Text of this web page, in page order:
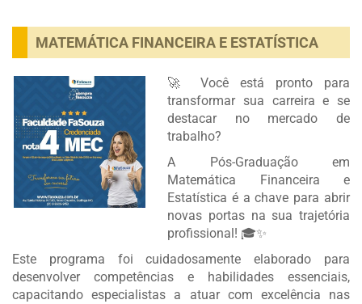
MATEMÁTICA FINANCEIRA E ESTATÍSTICA
🚀 Você está pronto para
transformar sua carreira e se
destacar no mercado de
trabalho?
A Pós-Graduação em
Matemática Financeira e
Estatística é a chave para abrir
novas portas na sua trajetória
profissional! 🎓✨
Este programa foi cuidadosamente elaborado para
desenvolver competências e habilidades essenciais,
capacitando especialistas a atuar com excelência nas